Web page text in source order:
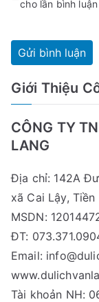
cho lần bình
Giới Thiệu
CÔNG TY
LANG
Địa chỉ: 142A
xã Cai Lậy, Tiền
MSDN:
ĐT:
Email:
Tài khoản NH: